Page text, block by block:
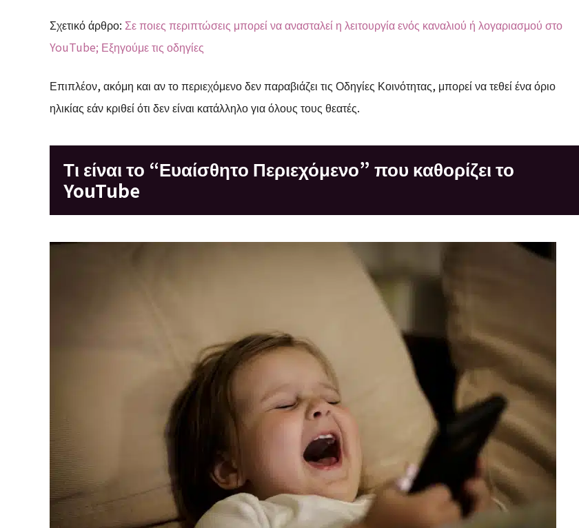
Σχετικό άρθρο: Σε ποιες περιπτώσεις μπορεί να ανασταλεί η λειτουργία ενός καναλιού ή λογαριασμού στο
YouTube; Εξηγούμε τις οδηγίες
Επιπλέον, ακόμη και αν το περιεχόμενο δεν παραβιάζει τις Οδηγίες Κοινότητας, μπορεί να τεθεί ένα όριο
ηλικίας εάν κριθεί ότι δεν είναι κατάλληλο για όλους τους θεατές.
Τι είναι το “Ευαίσθητο Περιεχόμενο” που καθορίζει το
YouTube